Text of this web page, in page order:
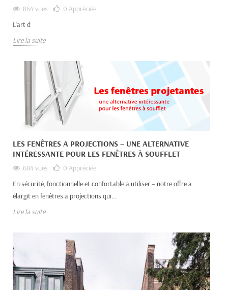
864 vues 0 Appréciée
L'art d
Lire la suite
LES FENÊTRES A PROJECTIONS – UNE ALTERNATIVE
INTÉRESSANTE POUR LES FENÊTRES À SOUFFLET
684 vues 0 Appréciée
En sécurité, fonctionnelle et confortable à utiliser – notre offre a
élargit en fenêtres a projections qui...
Lire la suite